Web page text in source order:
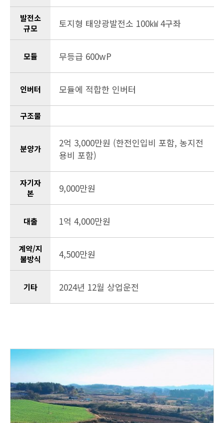
발전소
규모
토지형 태양광발전소 100㎾ 4구좌
모듈 무등급 600wP
인버터 모듈에 적합한 인버터
구조물
분양가
2억 3,000만원 (한전인입비 포함, 농지전
용비 포함)
자기자
본
9,000만원
대출 1억 4,000만원
계약/지
불방식
4,500만원
기타 2024년 12월 상업운전